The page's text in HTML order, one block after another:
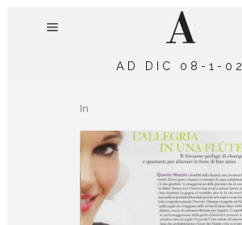
AD DIC 08-1-02
In